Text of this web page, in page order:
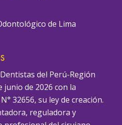
de Lima
del Perú-Región
junio de 2026 con la
32656, su ley de creación.
reguladora y